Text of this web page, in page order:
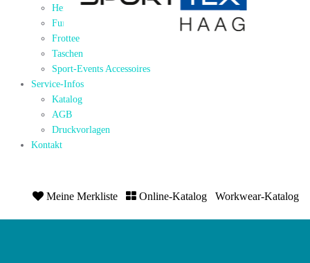
Hemden / Blusen
Funktions-Shirts/Sports
Frottee
Taschen
Sport-Events Accessoires
Service-Infos
Katalog
AGB
Druckvorlagen
Kontakt
Meine Merkliste Online-Katalog Workwear-Katalog